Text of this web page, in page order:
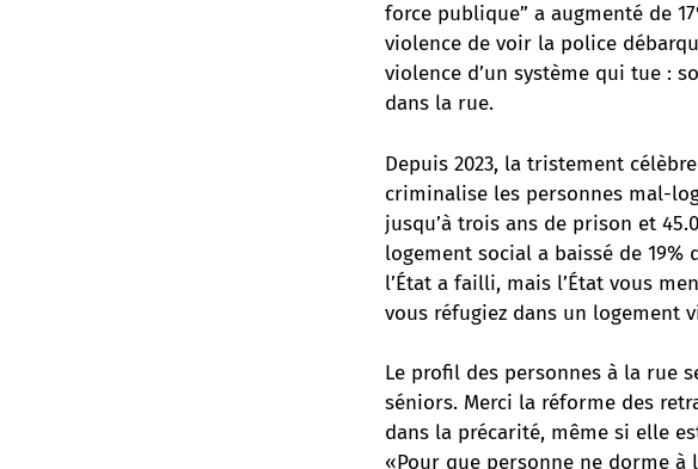
force publique” a augmenté de
violence de voir la police
violence d’un système qui tue :
dans la rue.
Depuis 2023, la tristement
criminalise les personnes mal-
jusqu’à trois ans de prison et
logement social a baissé de 19%
l’État a failli, mais l’État vous
vous réfugiez dans un logement
Le profil des personnes à la rue
séniors. Merci la réforme des
dans la précarité, même si elle
«Pour que personne ne dorme à